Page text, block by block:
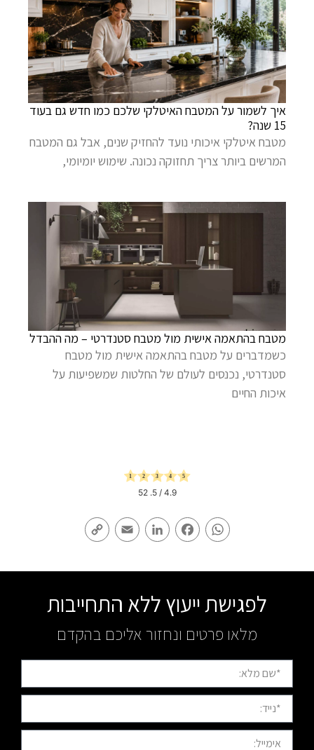
איך לשמור על המטבח האיטלקי שלכם כמו חדש גם בעוד
15 שנה?
מטבח איטלקי איכותי נועד להחזיק שנים, אבל גם המטבח
המרשים ביותר צריך תחזוקה נכונה. שימוש יומיומי,
מטבח בהתאמה אישית מול מטבח סטנדרטי – מה ההבדל
כשמדברים על מטבח בהתאמה אישית מול מטבח
סטנדרטי, נכנסים לעולם של החלטות שמשפיעות על
איכות החיים
4.9
/ 5.
52
WhatsApp
Facebook
LinkedIn
Email
לפגישת ייעוץ ללא התחייבות
מלאו פרטים ונחזור אליכם בהקדם